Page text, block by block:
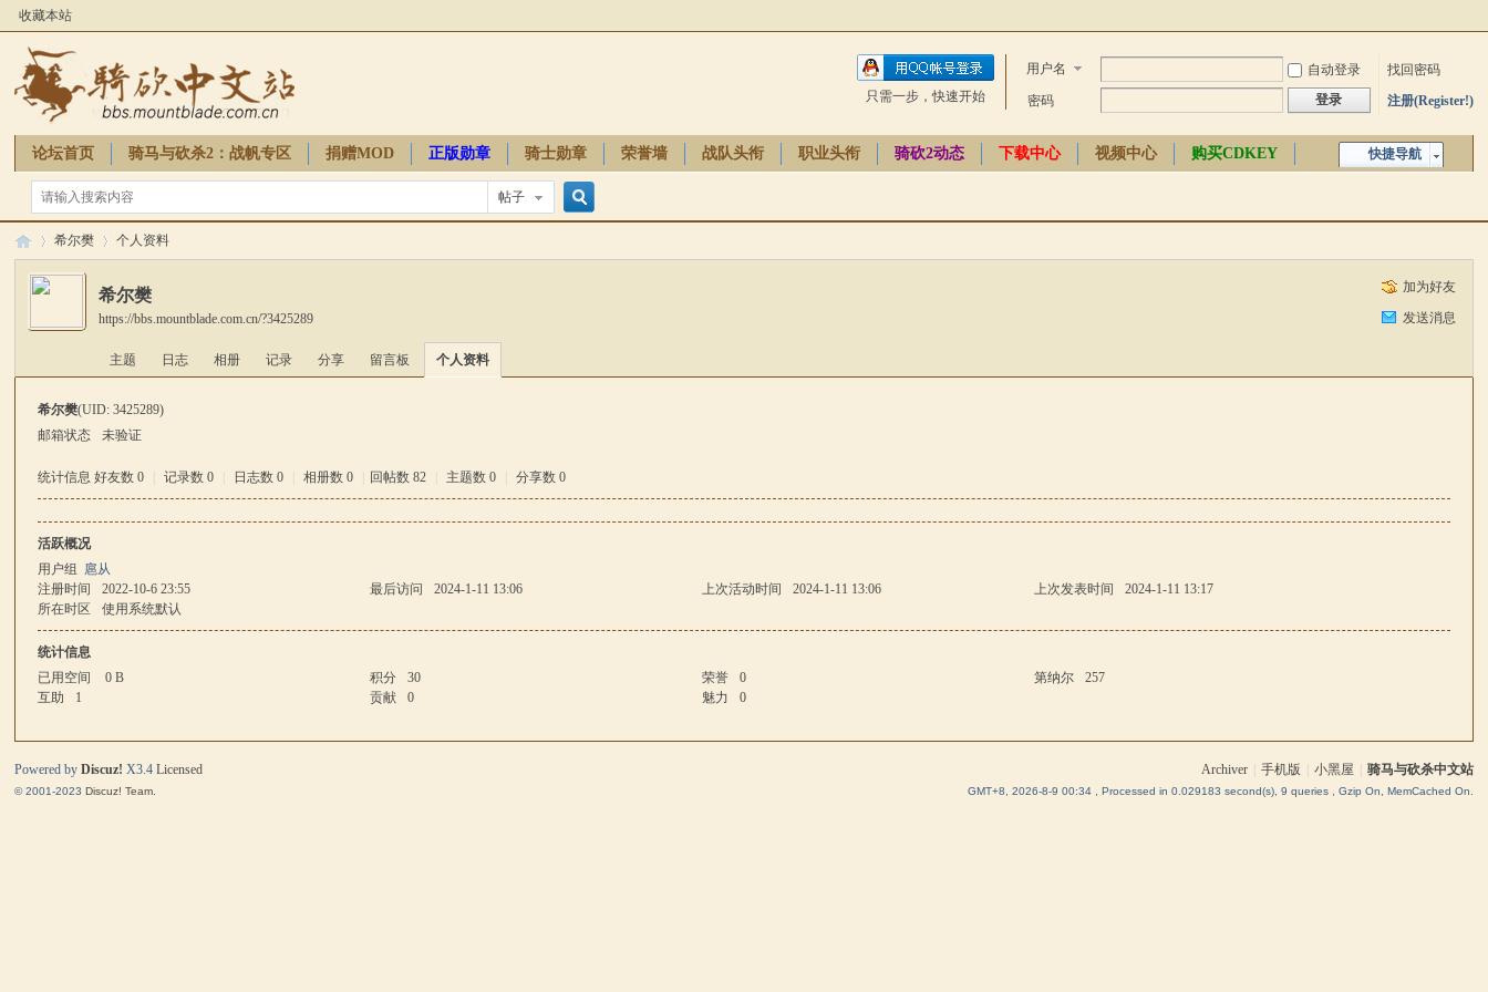
收藏本站
用户名 自动登录
找回密码
密码
登录 注册(Register!)
只需一步，快速开始
快捷导航
论坛首页 骑马与砍杀2：战帆专区 捐赠MOD 正版勋章 骑士勋章 荣誉墙 战队头衔 职业头衔 骑砍2动态 下载中心 视频中心
购买CDKEY
骑砍周边
帖子
与
›
希尔樊 个人资料
加为好友
发送消息
希尔樊
https://bbs.mountblade.com.cn/?3425289
主题 日志 相册 记录 分享 留言板 个人资料
希尔樊(UID: 3425289)
邮箱状态
未验证
统计信息 好友数 0 记录数 0 日志数 0 相册数 0 回帖数 82 主题数 0 分享数 0
活跃概况
用户组 扈从
注册时间
2022-10-6 23:55 最后访问 2024-1-11 13:06 上次活动时间 2024-1-11 13:06 上次发表时间
2024-1-11 13:17
所在时区
使用系统默认
统计信息
已用空间
0 B 积分 30 荣誉 0 第纳尔
257
互助
1 贡献 0 魅力 0
Archiver 手机版 小黑屋 骑马与砍杀中文站
GMT+8, 2026-8-9 00:34, Processed in 0.029183 second(s), 9 queries , Gzip On, MemCached On.
Powered byDiscuz! X3.4 Licensed
© 2001-2023Discuz! Team